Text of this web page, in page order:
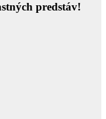
predstáv!